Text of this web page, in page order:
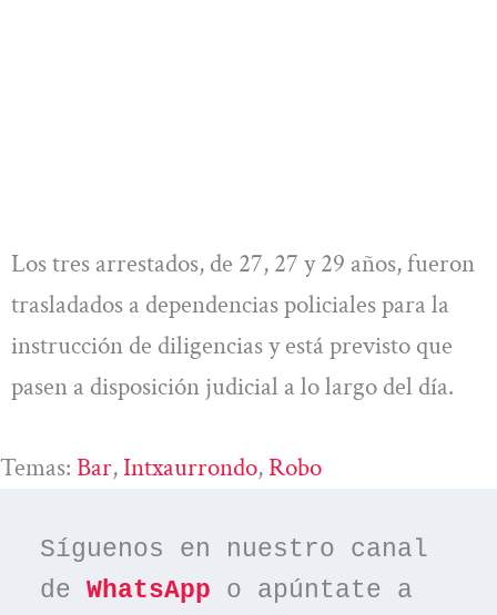
Los tres arrestados, de 27, 27 y 29 años, fueron
trasladados a dependencias policiales para la
instrucción de diligencias y está previsto que
pasen a disposición judicial a lo largo del día.
Temas: Bar, Intxaurrondo, Robo
Síguenos en nuestro canal
de WhatsApp o apúntate a